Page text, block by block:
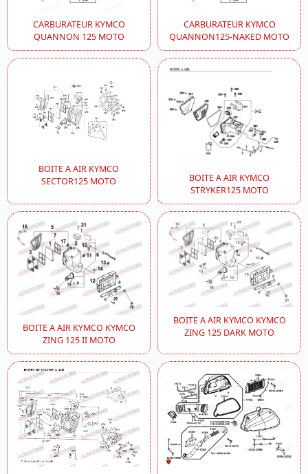
CARBURATEUR KYMCO
QUANNON 125 MOTO
CARBURATEUR KYMCO
QUANNON125-NAKED MOTO
BOITE A AIR KYMCO
SECTOR125 MOTO
BOITE A AIR KYMCO
STRYKER125 MOTO
BOITE A AIR KYMCO KYMCO
ZING 125 II MOTO
BOITE A AIR KYMCO KYMCO
ZING 125 DARK MOTO